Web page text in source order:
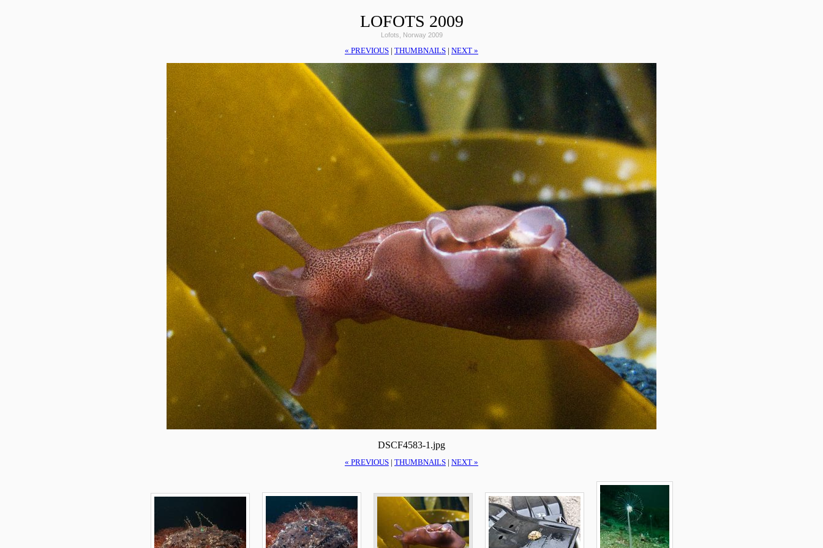
LOFOTS 2009
Lofots, Norway 2009
« PREVIOUS | THUMBNAILS | NEXT »
DSCF4583-1.jpg
« PREVIOUS THUMBNAILS NEXT »